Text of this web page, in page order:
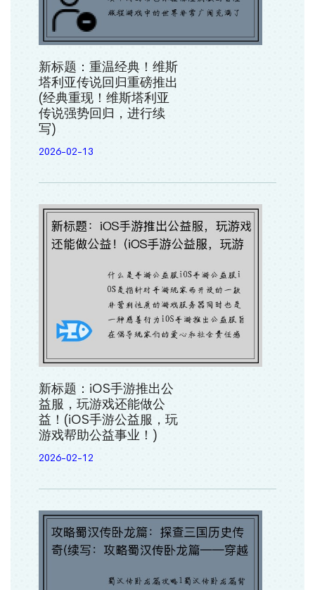
新标题：重温经典！维斯
塔利亚传说回归重磅推出
(经典重现！维斯塔利亚
传说强势回归，进行续
写)
2026-02-13
新标题：iOS手游推出公
益服，玩游戏还能做公
益！(iOS手游公益服，玩
游戏帮助公益事业！)
2026-02-12